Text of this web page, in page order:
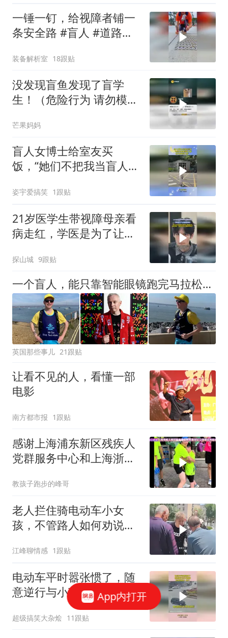
一锤一钉，给视障者铺一
条安全路 #盲人 #道路警
装备解析室 18跟贴
没发现盲鱼发现了盲学
生！（危险行为 请勿模
芒果妈妈
盲人女博士给室友买
饭，“她们不把我当盲人
姿宇爱搞笑 1跟贴
21岁医学生带视障母亲看
病走红，学医是为了让母
探山城 9跟贴
一个盲人，能只靠智能眼镜跑完马拉松么？这一刻，全球800万志愿者，全都成了他的眼睛！
英国那些事儿 21跟贴
让看不见的人，看懂一部
电影
南方都市报 1跟贴
感谢上海浦东新区残疾人
党群服务中心和上海浙商
跑志愿者培训
教孩子跑步的峰哥
老人拦住骑电动车小女
孩，不管路人如何劝说，
江峰聊情感 1跟贴
电动车平时嚣张惯了，随
意逆行与小车相撞，这教
训能长一辈子
超级搞笑大杂烩 11跟贴
App内打开